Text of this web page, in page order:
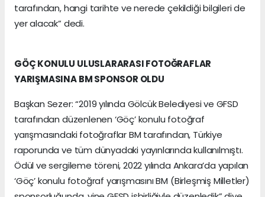
tarafından, hangi tarihte ve nerede çekildiği bilgileri de
yer alacak” dedi.
GÖÇ KONULU ULUSLARARASI FOTOĞRAFLAR
YARIŞMASINA BM SPONSOR OLDU
Başkan Sezer: “2019 yılında Gölcük Belediyesi ve GFSD
tarafından düzenlenen ‘Göç’ konulu fotoğraf
yarışmasındaki fotoğraflar BM tarafından, Türkiye
raporunda ve tüm dünyadaki yayınlarında kullanılmıştı.
Ödül ve sergileme töreni, 2022 yılında Ankara’da yapılan
‘Göç’ konulu fotoğraf yarışmasını BM (Birleşmiş Milletler)